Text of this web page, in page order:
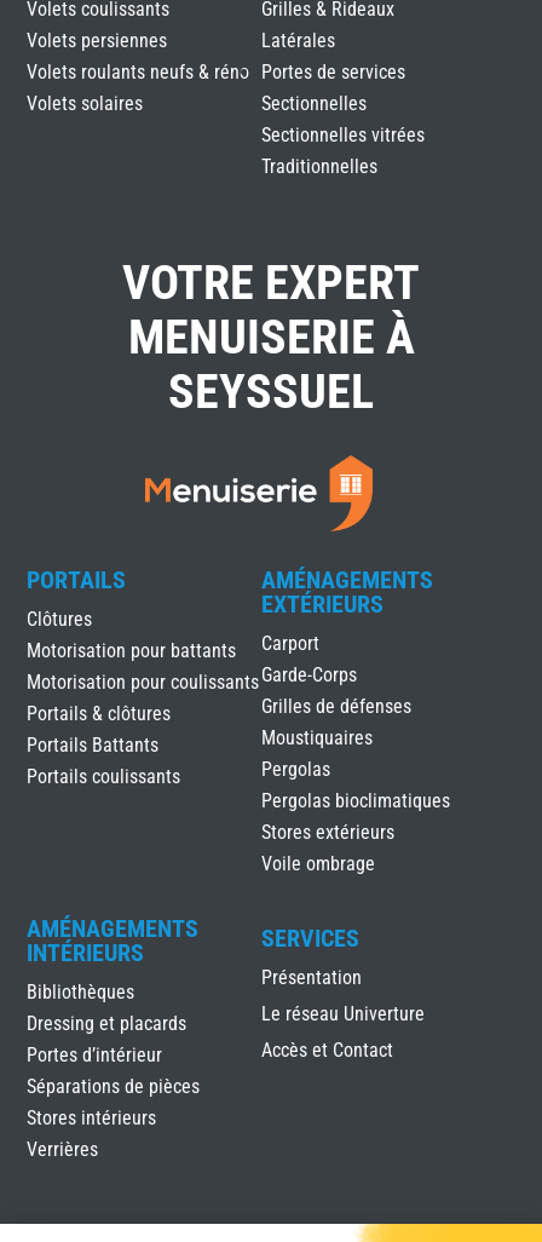
Volets coulissants
Volets persiennes
Volets roulants neufs & réno
Volets solaires
Grilles & Rideaux
Latérales
Portes de services
Sectionnelles
Sectionnelles vitrées
Traditionnelles
VOTRE EXPERT
MENUISERIE À
SEYSSUEL
PORTAILS
Clôtures
Motorisation pour battants
Motorisation pour coulissants
Portails & clôtures
Portails Battants
Portails coulissants
AMÉNAGEMENTS
EXTÉRIEURS
Carport
Garde-Corps
Grilles de défenses
Moustiquaires
Pergolas
Pergolas bioclimatiques
Stores extérieurs
Voile ombrage
AMÉNAGEMENTS
INTÉRIEURS
Bibliothèques
Dressing et placards
Portes d’intérieur
Séparations de pièces
Stores intérieurs
Verrières
SERVICES
Présentation
Le réseau Univerture
Accès et Contact